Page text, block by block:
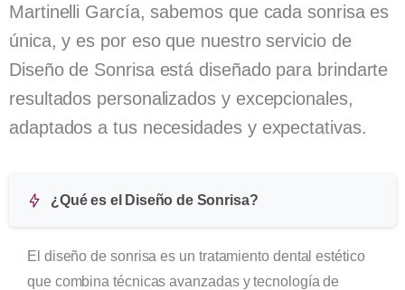
Martinelli García, sabemos que cada sonrisa es
única, y es por eso que nuestro servicio de
Diseño de Sonrisa está diseñado para brindarte
resultados personalizados y excepcionales,
adaptados a tus necesidades y expectativas.
¿Qué es el Diseño de Sonrisa?
El diseño de sonrisa es un tratamiento dental estético
que combina técnicas avanzadas y tecnología de